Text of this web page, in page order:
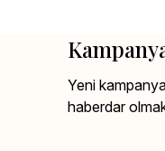
Yeni
haberdar